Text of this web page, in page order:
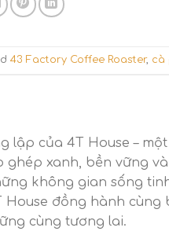
43 Factory Coffee Roaster, cà
lập của 4T House –
xanh, bền vững
không gian sống
đồng hành cùng
cùng tương lai.